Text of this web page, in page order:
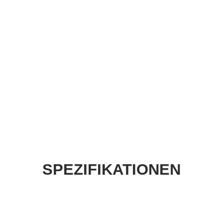
SPEZIFIKATIONEN